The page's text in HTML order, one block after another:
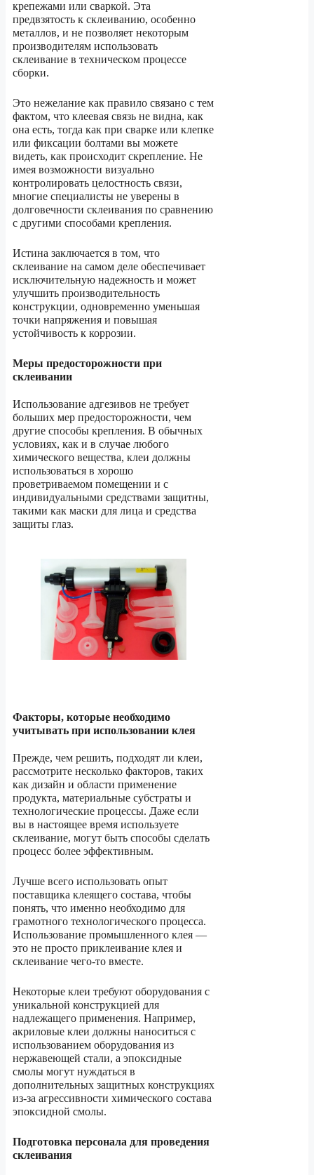
крепежами или сваркой. Эта
предвзятость к склеиванию, особенно
металлов, и не позволяет некоторым
производителям использовать
склеивание в техническом процессе
сборки.
Это нежелание как правило связано с тем
фактом, что клеевая связь не видна, как
она есть, тогда как при сварке или клепке
или фиксации болтами вы можете
видеть, как происходит скрепление. Не
имея возможности визуально
контролировать целостность связи,
многие специалисты не уверены в
долговечности склеивания по сравнению
с другими способами крепления.
Истина заключается в том, что
склеивание на самом деле обеспечивает
исключительную надежность и может
улучшить производительность
конструкции, одновременно уменьшая
точки напряжения и повышая
устойчивость к коррозии.
Меры предосторожности при
склеивании
Использование адгезивов не требует
больших мер предосторожности, чем
другие способы крепления. В обычных
условиях, как и в случае любого
химического вещества, клеи должны
использоваться в хорошо
проветриваемом помещении и с
индивидуальными средствами защитны,
такими как маски для лица и средства
защиты глаз.
Факторы, которые необходимо
учитывать при использовании клея
Прежде, чем решить, подходят ли клеи,
рассмотрите несколько факторов, таких
как дизайн и области применение
продукта, материальные субстраты и
технологические процессы. Даже если
вы в настоящее время используете
склеивание, могут быть способы сделать
процесс более эффективным.
Лучше всего использовать опыт
поставщика клеящего состава, чтобы
понять, что именно необходимо для
грамотного технологического процесса.
Использование промышленного клея —
это не просто приклеивание клея и
склеивание чего-то вместе.
Некоторые клеи требуют оборудования с
уникальной конструкцией для
надлежащего применения. Например,
акриловые клеи должны наноситься с
использованием оборудования из
нержавеющей стали, а эпоксидные
смолы могут нуждаться в
дополнительных защитных конструкциях
из-за агрессивности химического состава
эпоксидной смолы.
Подготовка персонала для проведения
склеивания